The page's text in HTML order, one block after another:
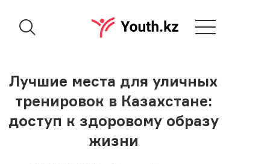
Лучшие места для уличных
тренировок в Казахстане:
доступ к здоровому образу
жизни